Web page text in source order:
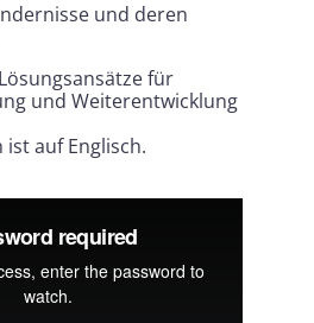
und deren
für
und Weiterentwicklung
auf Englisch.